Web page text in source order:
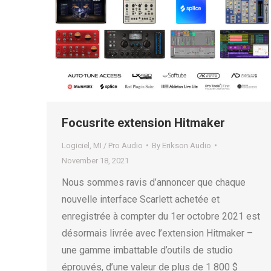
Focusrite extension Hitmaker
Logiciel MI / Pro Audio By Erikson Audio
November 18, 2021
Nous sommes ravis d’annoncer que chaque
nouvelle interface Scarlett achetée et
enregistrée à compter du 1er octobre 2021 est
désormais livrée avec l’extension Hitmaker –
une gamme imbattable d’outils de studio
éprouvés, d’une valeur de plus de 1 800 $